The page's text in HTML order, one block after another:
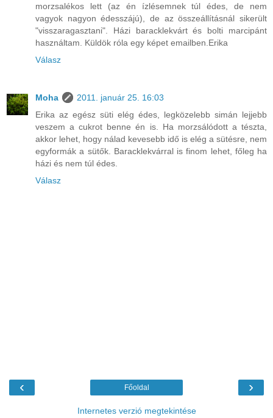
morzsalékos lett (az én ízlésemnek túl édes, de nem
vagyok nagyon édesszájú), de az összeállításnál sikerült
"visszaragasztani". Házi baracklekvárt és bolti marcipánt
használtam. Küldök róla egy képet emailben.Erika
Válasz
Moha
2011. január 25. 16:03
Erika az egész süti elég édes, legközelebb simán lejjebb
veszem a cukrot benne én is. Ha morzsálódott a tészta,
akkor lehet, hogy nálad kevesebb idő is elég a sütésre, nem
egyformák a sütők. Baracklekvárral is finom lehet, főleg ha
házi és nem túl édes.
Válasz
‹ ›
Főoldal
Internetes verzió megtekintése